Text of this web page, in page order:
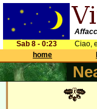
Sab 8 - 0:23
Ciao,
home